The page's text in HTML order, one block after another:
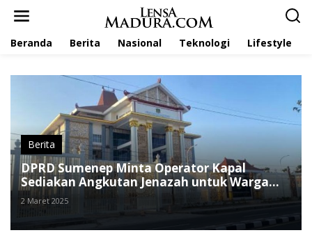
Beranda Berita Nasional Teknologi Lifestyle
Berita
DPRD Sumenep Minta Operator Kapal
Sediakan Angkutan Jenazah untuk Warga
Kepulauan
2 Maret 2025